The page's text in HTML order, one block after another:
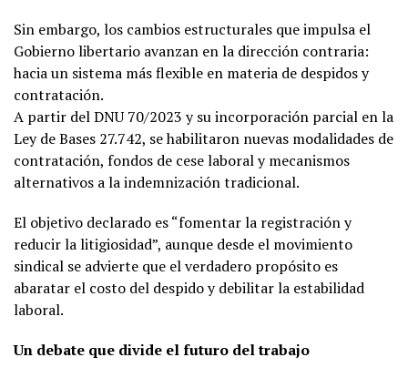
Sin embargo, los cambios estructurales que impulsa el
Gobierno libertario avanzan en la dirección contraria:
hacia un sistema más flexible en materia de despidos y
contratación.
A partir del DNU 70/2023 y su incorporación parcial en la
Ley de Bases 27.742, se habilitaron nuevas modalidades de
contratación, fondos de cese laboral y mecanismos
alternativos a la indemnización tradicional.
El objetivo declarado es “fomentar la registración y
reducir la litigiosidad”, aunque desde el movimiento
sindical se advierte que el verdadero propósito es
abaratar el costo del despido y debilitar la estabilidad
laboral.
Un debate que divide el futuro del trabajo